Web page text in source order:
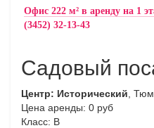
Офис 222 м² в аренду на 1
(3452) 32-13-43
Садовый
Центр: Исторический ,
Цена аренды: 0 руб
Класс: B